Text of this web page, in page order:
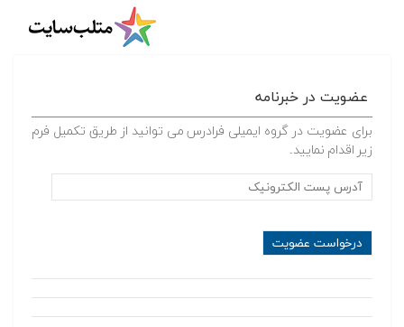
عضویت در خبرنامه
برای عضویت در گروه ایمیلی فرادرس می توانید از طریق تکمیل فرم
زیر اقدام نمایید.